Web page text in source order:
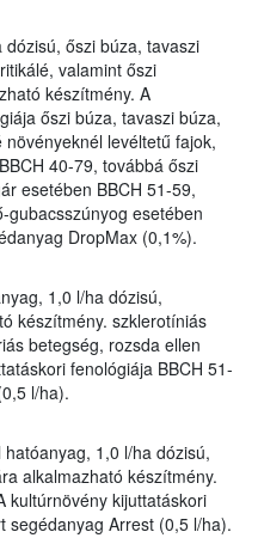
őszi búza, tavaszi
valamint őszi
készítmény. A
őszi búza, tavaszi búza,
levéltetű fajok,
40-79, továbbá őszi
esetében BBCH 51-59,
gubacsszúnyog esetében
DropMax (0,1%).
1,0 l/ha dózisú,
készítmény. szklerotíniás
betegség, rozsda ellen
fenológiája BBCH 51-
l/ha).
1,0 l/ha dózisú,
alkalmazható készítmény.
kultúrnövény kijuttatáskori
segédanyag Arrest (0,5 l/ha).